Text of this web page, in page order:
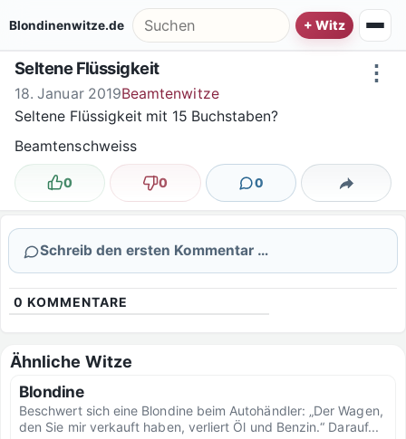
Blondinenwitze.de Suche nach:
⋮
Seltene Flüssigkeit
18. Januar 2019Beamtenwitze
Seltene Flüssigkeit mit 15 Buchstaben?
Beamtenschweiss
Lustig
0 Nicht lustig
0 0
Kommentare Teilen
Schreib den ersten Kommentar …
0 KOMMENTARE
Ähnliche Witze
Blondine
Beschwert sich eine Blondine beim Autohändler: „Der Wagen,
den Sie mir verkauft haben, verliert Öl und Benzin.“ Darauf...